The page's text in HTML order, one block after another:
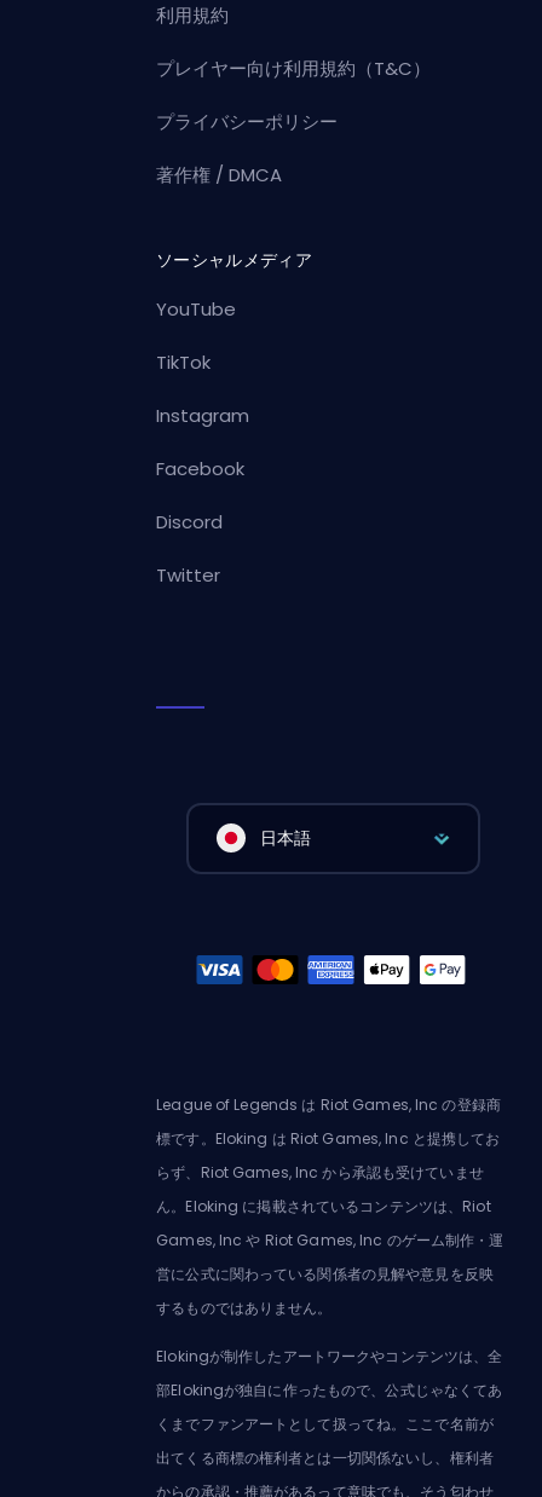
利用規約
プレイヤー向け利用規約（T&C）
プライバシーポリシー
著作権 / DMCA
ソーシャルメディア
YouTube
TikTok
Instagram
Facebook
Discord
Twitter
日本語
League of Legends は Riot Games, Inc の登録商
標です。Eloking は Riot Games, Inc と提携してお
らず、Riot Games, Inc から承認も受けていませ
ん。Eloking に掲載されているコンテンツは、Riot
Games, Inc や Riot Games, Inc のゲーム制作・運
営に公式に関わっている関係者の見解や意見を反映
するものではありません。
Elokingが制作したアートワークやコンテンツは、全
部Elokingが独自に作ったもので、公式じゃなくてあ
くまでファンアートとして扱ってね。ここで名前が
出てくる商標の権利者とは一切関係ないし、権利者
からの承認・推薦があるって意味でも、そう匂わせ